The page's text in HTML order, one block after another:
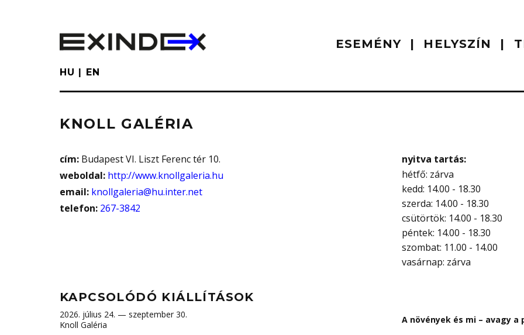
ESEMÉNY HELYSZÍN
HU EN
KNOLL GALÉRIA
cím: Budapest VI. Liszt Ferenc tér 10.
weboldal: http://www.knollgaleria.hu
email: knollgaleria@hu.inter.net
telefon: 267-3842
nyitva tartás:
hétfő: zárva
kedd: 14.00 - 18.30
szerda: 14.00 - 18.30
csütörtök: 14.00 - 18.30
péntek: 14.00 - 18.30
szombat: 11.00 - 14.00
vasárnap: zárva
KAPCSOLÓDÓ KIÁLLÍTÁSOK
2026. július 24. — szeptember 30.
Knoll Galéria
A növények és mi – avagy